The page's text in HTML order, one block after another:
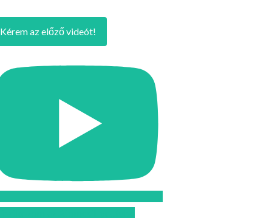
Kérem az előző videót!